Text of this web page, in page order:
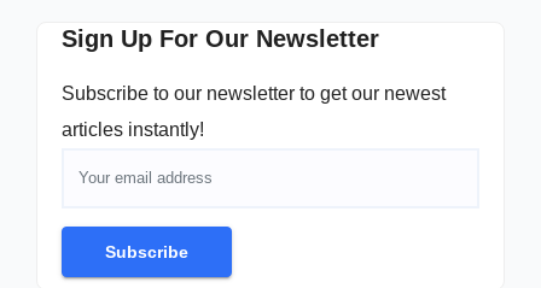
Sign Up For Our Newsletter
Subscribe to our newsletter to get our newest
articles instantly!
Subscribe